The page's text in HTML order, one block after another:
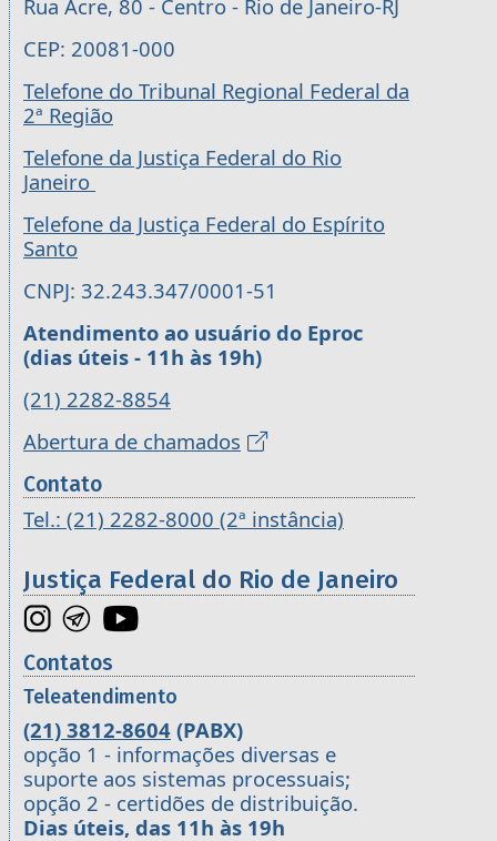
Rua Acre, 80 - Centro - Rio de Janeiro-RJ
CEP: 20081-000
Telefone do Tribunal Regional Federal da
2ª Região
Telefone da Justiça Federal do Rio
Janeiro
Telefone da Justiça Federal do Espírito
Santo
CNPJ: 32.243.347/0001-51
Atendimento ao usuário do Eproc
(dias úteis - 11h às 19h)
(21) 2282-8854
Abertura de chamados
Contato
Tel.: (21) 2282-8000 (2ª instância)
Justiça Federal do Rio de Janeiro
Contatos
Teleatendimento
(21) 3812-8604 (PABX)
opção 1 - informações diversas e
suporte aos sistemas processuais;
opção 2 - certidões de distribuição.
Dias úteis, das 11h às 19h